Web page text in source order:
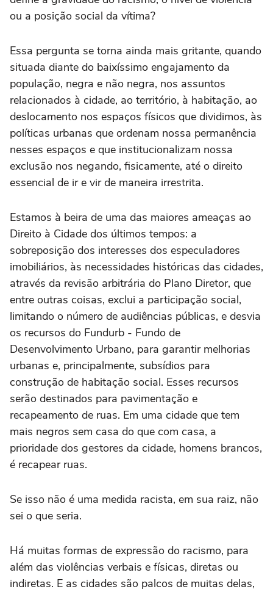
ou a posição social da vítima?
Essa pergunta se torna ainda mais gritante, quando
situada diante do baixíssimo engajamento da
população, negra e não negra, nos assuntos
relacionados à cidade, ao território, à habitação, ao
deslocamento nos espaços físicos que dividimos, às
políticas urbanas que ordenam nossa permanência
nesses espaços e que institucionalizam nossa
exclusão nos negando, fisicamente, até o direito
essencial de ir e vir de maneira irrestrita.
Estamos à beira de uma das maiores ameaças ao
Direito à Cidade dos últimos tempos: a
sobreposição dos interesses dos especuladores
imobiliários, às necessidades históricas das cidades,
através da revisão arbitrária do Plano Diretor, que
entre outras coisas, exclui a participação social,
limitando o número de audiências públicas, e desvia
os recursos do Fundurb - Fundo de
Desenvolvimento Urbano, para garantir melhorias
urbanas e, principalmente, subsídios para
construção de habitação social. Esses recursos
serão destinados para pavimentação e
recapeamento de ruas. Em uma cidade que tem
mais negros sem casa do que com casa, a
prioridade dos gestores da cidade, homens brancos,
é recapear ruas.
Se isso não é uma medida racista, em sua raiz, não
sei o que seria.
Há muitas formas de expressão do racismo, para
além das violências verbais e físicas, diretas ou
indiretas. E as cidades são palcos de muitas delas,